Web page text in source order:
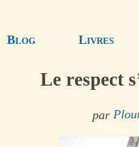
Blog Livres
Le respect
par